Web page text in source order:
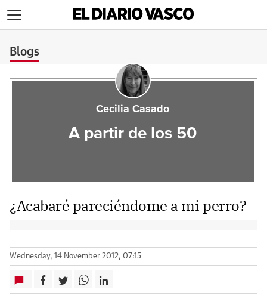
Blogs
Cecilia Casado
A partir de los 50
¿Acabaré pareciéndome a mi perro?
Wednesday, 14 November 2012, 07:15